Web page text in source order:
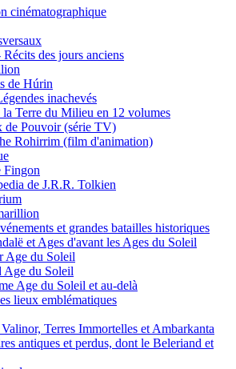
cinématographique
des jours anciens
de Húrin
inachevés
Terre du Milieu en 12 volumes
de Pouvoir (série TV)
Rohirrim (film d'animation)
Fingon
de J.R.R. Tolkien
et grandes batailles historiques
et Ages d'avant les Ages du Soleil
Age du Soleil
Age du Soleil
Age du Soleil et au-delà
lieux emblématiques
Terres Immortelles et Ambarkanta
antiques et perdus, dont le Beleriand et